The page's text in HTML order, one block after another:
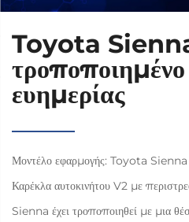
Toyota
τροποποιημένο
ευημερίας
Μοντέλο εφαρμογής: Toyota Sienna
Καρέκλα αυτοκινήτου V2 με
Sienna έχει τροποποιηθεί με μια